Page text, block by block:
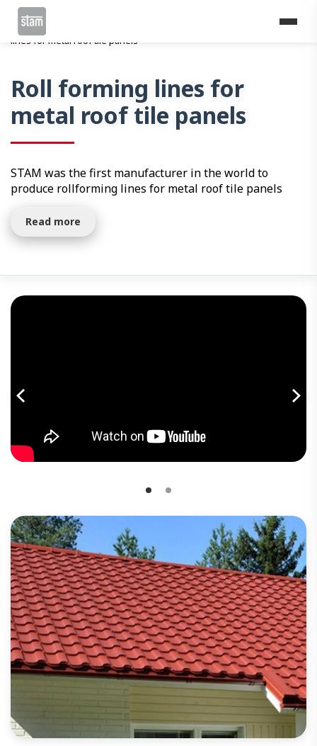
Home
Roll forming
lines for metal roof tile panels
Roll forming lines for
metal roof tile panels
STAM was the first manufacturer in the world to
produce rollforming lines for metal roof tile panels
Read more